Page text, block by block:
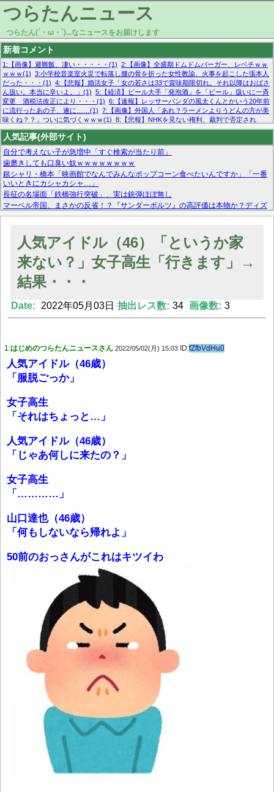
つらたんニュース
つらたん(´・ω・`)...なニュースをお届けします
新着コメント
1:【画像】避難飯、凄い・・・・・(1) 2:【画像】全盛期ドムドムバーガー、レベチｗｗ
ｗｗｗ(1) 3:小学校音楽室火災で転落し腰の骨を折った女性教諭、火事を起こした張本人
だった・・・(1) 4:【悲報】婚活女子「女の若さは33で賞味期限切れ。それ以降はおばさ
ん扱い。本当に辛いよ。」(1) 5:【経済】ビール大手「発泡酒」を「ビール」扱いに一斉
変更 酒税法改正により・・・(1) 6:【速報】レッサーパンダの風太くんとかいう20年前
に流行ったあの子、遂に……(1) 7:【画像】外国人「あれ？ラーメンよりうどんの方が美
味くね？？」ついに気づくｗｗｗ(1) 8:【悲報】NHKを見ない権利、裁判で否定され
る・・・(1) 9:欧州委員長「原発縮小は間違いでした」(1) 10:【悲報】日本企業の人手不
足、限界突破 52%「正社員も足りてません…」(1)
人気記事(外部サイト)
自分で考えない子が急増中「すぐ検索が当たり前」
歯磨きしても口臭い奴ｗｗｗｗｗｗｗｗ
銀シャリ・橋本「映画館でなんでみんなポップコーン食べたいんですか」「一番
いいときにカシャカシャ…」
長征の名場面「鉄橋強行突破」、実は銃弾ほぼ無し
マーベル帝国、まさかの反省！？『サンダーボルツ』の高評価は本物か？ディズ
ニーCEOの「量より質」宣言の裏で渦巻くファンの本音とMCUの未来を徹底考
【モー娘。石田亜佑美】ファーストテイク出演も新規獲得ならず？北川莉央が1
【画像あり】FacebookとかTwitterで拾ったエロ画像貼ってくよ
Powered by livedoor 相互RSS
人気アイドル（46）「というか家
来ない？」女子高生「行きます」→
結果・・・
Date: 2022年05月03日 抽出レス数: 34 画像数: 3
1:はじめのつらたんニュースさん 2022/05/02(月) 15:03 ID:fZfbVdHu0
人気アイドル（46歳）
「服脱ごっか」
女子高生
「それはちょっと…」
人気アイドル（46歳）
「じゃあ何しに来たの？」
女子高生
「…………」
山口達也（46歳）
「何もしないなら帰れよ」
50前のおっさんがこれはキツイわ